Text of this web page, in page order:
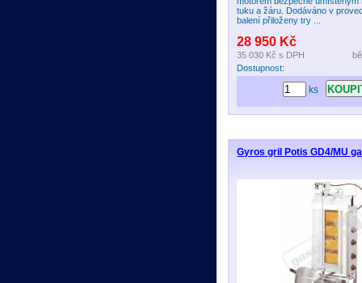
tuku a žáru. Dodáváno v
balení přiloženy try ...
28 950 Kč
35 030 Kč s DPH
Dostupnost:
ks
Gyros gril Potis GD4/MU